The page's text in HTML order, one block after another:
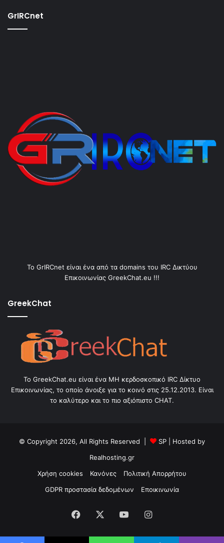
GrIRCnet
Το GrIRCnet είναι ένα από τα domains του IRC Δικτύου
Επικοινωνίας GreekChat.eu !!!
GreekChat
Το GreekChat.eu είναι ένα ΜΗ κερδοσκοπικό IRC Δίκτυο
Επικοινωνίας, το οποίο άνοιξε για το κοινό στις 25.12.2013. Είναι
το καλύτερο και το πιο αξιόπιστο CHAT.
© Copyright 2026, All Rights Reserved | SP | Hosted by
Realhosting.gr
Χρήση cookies
Κανόνες
Πολιτική Απορρήτου
GDPR προστασία δεδομένων
Εποικινωνία
Facebook YouTubeInstagram